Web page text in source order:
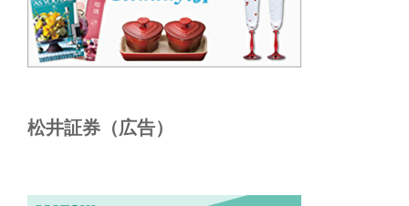
松井証券（広告）